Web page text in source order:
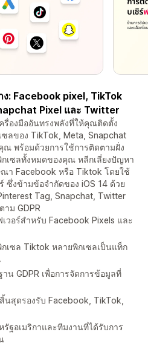
: Facebook pixel, TikTok
Pixel และ Twitter
รื่องมืออันทรงพลังที่ให้คุณติดตั้ง
ลของ TikTok, Meta, Snapchat
ณ พร้อมด้วยการใช้การติดตามฝั่ง
เซลทั้งหมดของคุณ หลีกเลี่ยงปัญหา
า Facebook หรือ Tiktok โดยใช้
ซึ่งข้ามข้อจำกัดของ iOS 14 ด้วย
Tag, Snapchat, Twitter
ม GDPR
วอร์สำหรับ Facebook Pixels และ
เซล Tiktok หลายพิกเซลเป็นแท็ก
น GDPR เพื่อการจัดการข้อมูลที่
นสุดรองรับ Facebook, TikTok,
ฐอเมริกาและทีมงานที่ได้รับการ